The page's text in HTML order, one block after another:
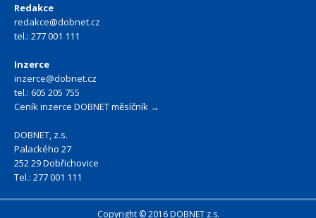
Redakce
redakce@dobnet.cz
tel.: 277 001 111
Inzerce
inzerce@dobnet.cz
tel.: 605 205 755
Ceník inzerce DOBNET měsíčník →
DOBNET, z.s.
Palackého 27
252 29 Dobřichovice
Tel.: 277 001 111
Copyright © 2016 DOBNET z.s.